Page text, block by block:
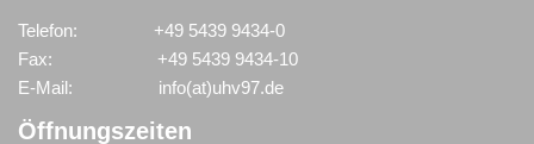
Telefon: +49 5439 9434-0
Fax: +49 5439 9434-10
E-Mail: info(at)uhv97.de
Öffnungszeiten